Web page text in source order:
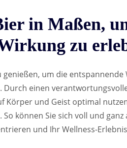
in Maßen,
zu
genießen, um die
einen
Körper und Geist optimal
können Sie sich voll und
und Ihr Wellness-